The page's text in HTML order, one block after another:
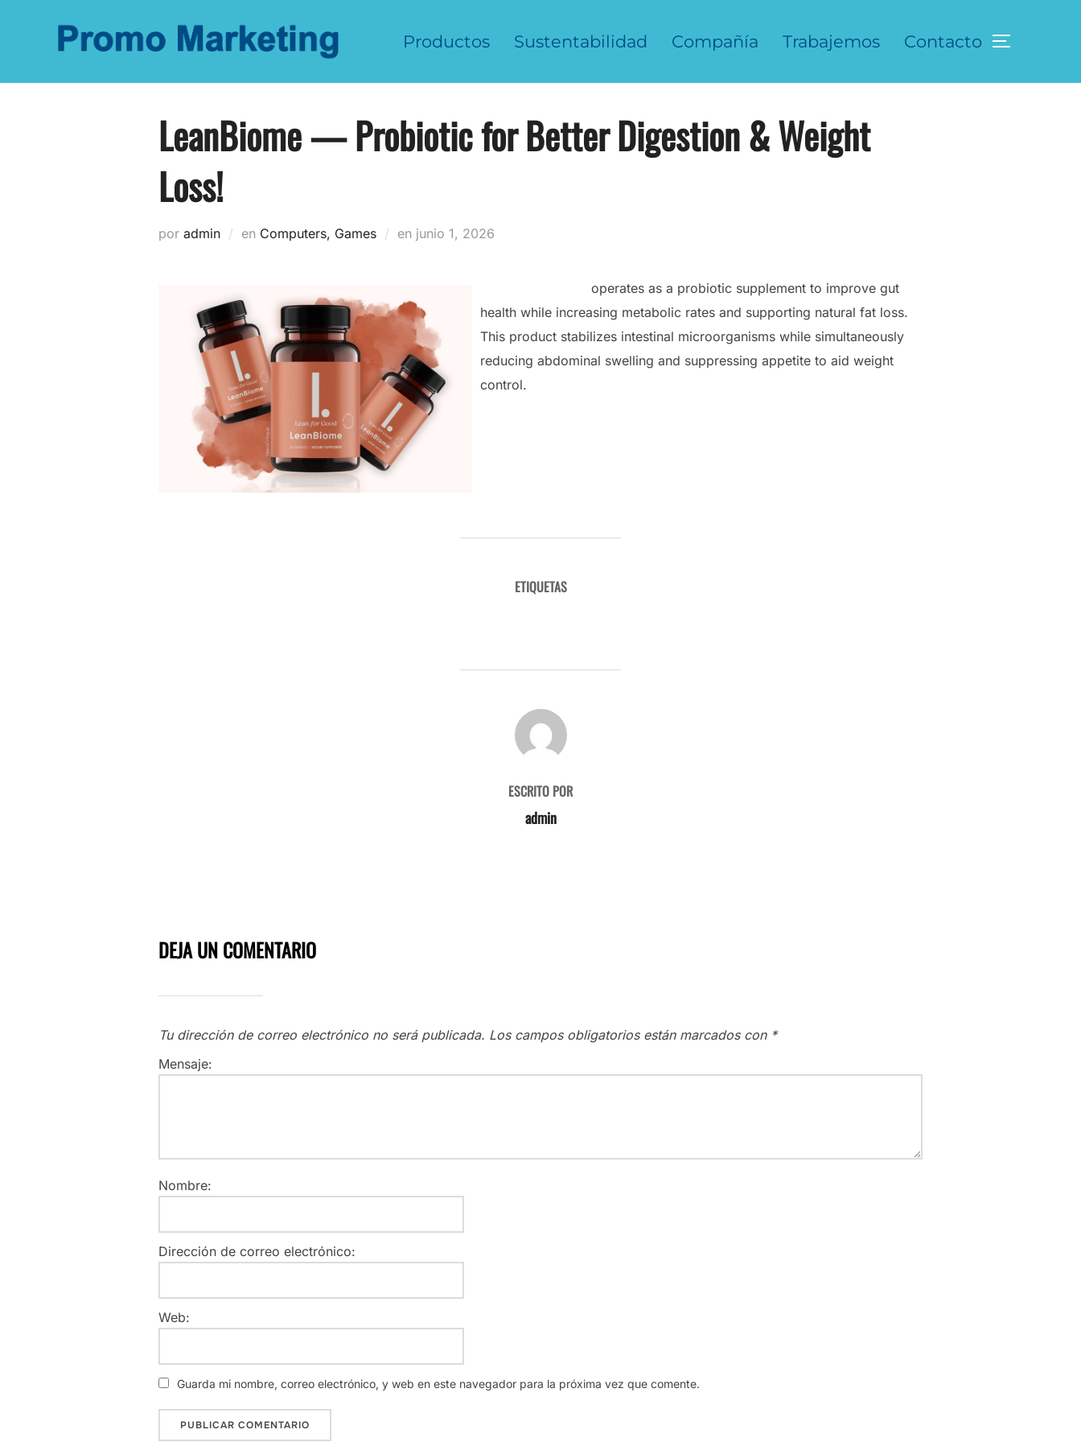
Productos Sustentabilidad Compañía Trabajemos Contacto ALTERNAR
LeanBiome — Probiotic for Better Digestion & Weight
Loss!
por admin en Computers, Games en Publicado
el
junio 1, 2026
operates as a probiotic supplement to improve gut
health while increasing metabolic rates and supporting natural fat loss.
This product stabilizes intestinal microorganisms while simultaneously
reducing abdominal swelling and suppressing appetite to aid weight
control.
ETIQUETAS
AUTOR DE LA ENTRADA
ESCRITO POR
admin
DEJA UN COMENTARIO
Tu dirección de correo electrónico no será publicada. Los campos obligatorios están marcados con *
Mensaje:
Nombre:
Dirección de correo electrónico:
Web:
Guarda mi nombre, correo electrónico, y web en este navegador para la próxima vez que comente.